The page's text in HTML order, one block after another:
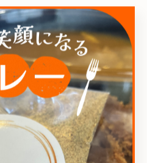
りが‼︎
たお店みたいに錯覚しちゃう
からないワタクシです...)
編集者の方といいにいくら
すよね...
という便利ツールを使いこ